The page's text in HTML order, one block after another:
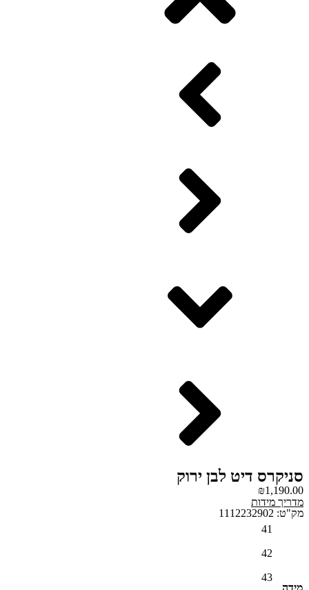
סניקרס דיט לבן ירוק
₪1,190.00
מדריך מידות
מק"ט: 1112232902
41
42
43